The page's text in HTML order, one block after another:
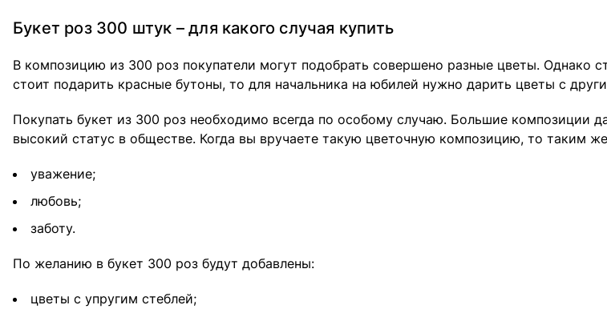
Букет роз 300 штук – для какого случая купить
В композицию из 300 роз покупатели могут подобрать совершено разные цветы. Однако
стоит подарить красные бутоны, то для начальника на юбилей нужно дарить цветы с
Покупать букет из 300 роз необходимо всегда по особому случаю. Большие композиции
высокий статус в обществе. Когда вы вручаете такую цветочную композицию, то таким
уважение;
любовь;
заботу.
По желанию в букет 300 роз будут добавлены:
цветы с упругим стеблей;